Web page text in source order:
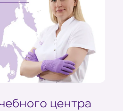
центра